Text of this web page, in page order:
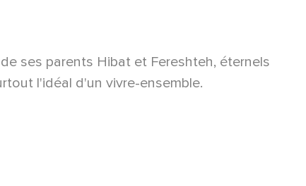
ses parents Hibat et Fereshteh, éternels
l'idéal d'un vivre-ensemble.